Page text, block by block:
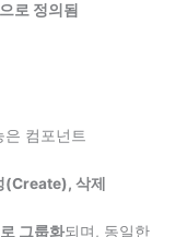
로 정의됨
컴포넌트
(Create), 삭제
그룹화되며, 동일한